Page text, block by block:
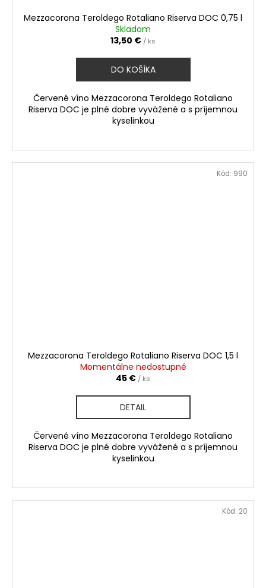
Mezzacorona Teroldego Rotaliano Riserva DOC 0,75 l
Skladom
13,50 € / ks
DO KOŠÍKA
Červené víno Mezzacorona Teroldego Rotaliano
Riserva DOC je plné dobre vyvážené a s príjemnou
kyselinkou
Mezzacorona Teroldego Rotaliano Riserva DOC 1,5 l
Momentálne nedostupné
45 € / ks
DETAIL
Červené víno Mezzacorona Teroldego Rotaliano
Riserva DOC je plné dobre vyvážené a s príjemnou
kyselinkou
Kód: 990
Kód: 20